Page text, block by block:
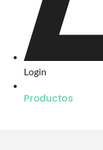
Login
Productos